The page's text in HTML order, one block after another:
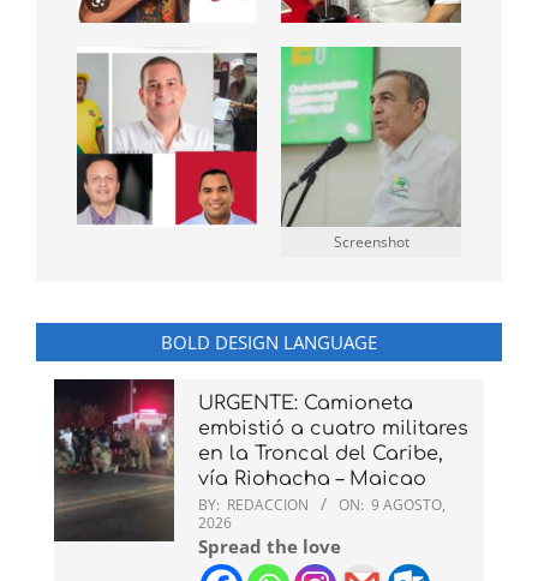
Screenshot
BOLD DESIGN LANGUAGE
URGENTE: Camioneta
embistió a cuatro militares
en la Troncal del Caribe,
vía Riohacha – Maicao
BY: REDACCION ON: 9 AGOSTO,
2026
Spread the love